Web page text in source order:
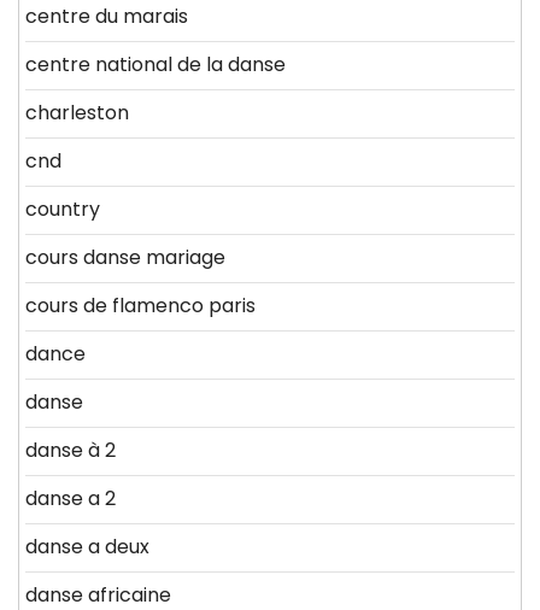
centre du marais
centre national de la danse
charleston
cnd
country
cours danse mariage
cours de flamenco paris
dance
danse
danse à 2
danse a 2
danse a deux
danse africaine